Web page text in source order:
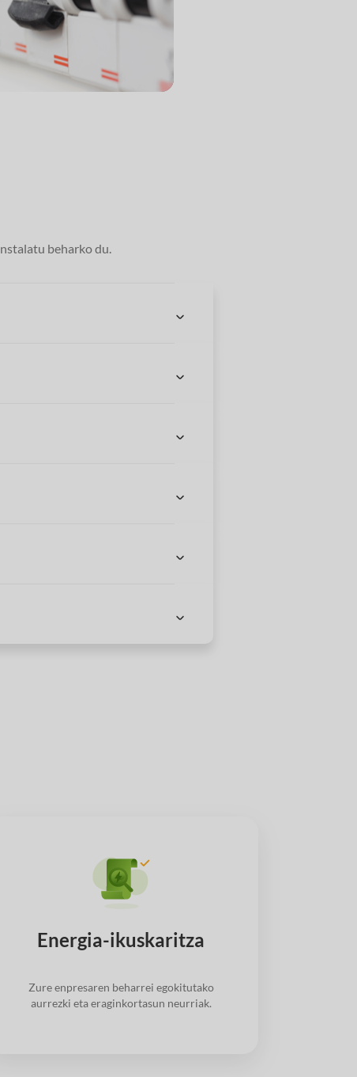
beharko du.
Energia-ikuskaritza
Zure enpresaren beharrei egokitutako
aurrezki eta eraginkortasun neurriak.